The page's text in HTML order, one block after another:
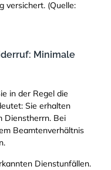
versichert. (Quelle:
Minimale
in der Regel die
Sie erhalten
Dienstherrn. Bei
Beamtenverhältnis
Dienstunfällen.